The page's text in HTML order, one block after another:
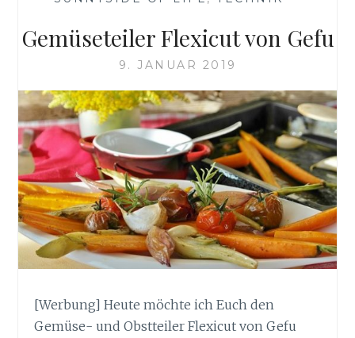
Gemüseteiler Flexicut von Gefu
9. JANUAR 2019
[Werbung] Heute möchte ich Euch den
Gemüse- und Obstteiler Flexicut von Gefu